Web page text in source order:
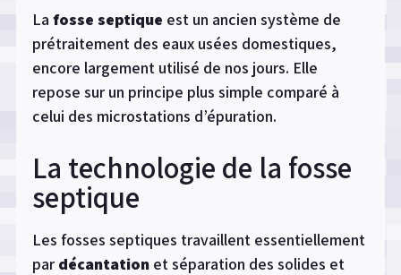
La fosse septique est un ancien système de
prétraitement des eaux usées domestiques,
encore largement utilisé de nos jours. Elle
repose sur un principe plus simple comparé à
celui des microstations d’épuration.
La technologie de la fosse
septique
Les fosses septiques travaillent essentiellement
pardécantation et séparation des solides et